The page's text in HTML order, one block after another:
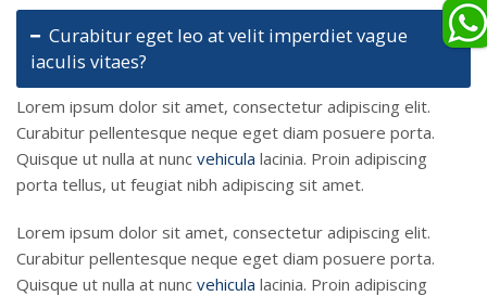
Curabitur eget leo at velit imperdiet vague
iaculis vitaes?
Lorem ipsum dolor sit amet, consectetur adipiscing elit.
Curabitur pellentesque neque eget diam posuere porta.
Quisque ut nulla at nunc vehicula lacinia. Proin adipiscing
porta tellus, ut feugiat nibh adipiscing sit amet.
Lorem ipsum dolor sit amet, consectetur adipiscing elit.
Curabitur pellentesque neque eget diam posuere porta.
Quisque ut nulla at nunc vehicula lacinia. Proin adipiscing